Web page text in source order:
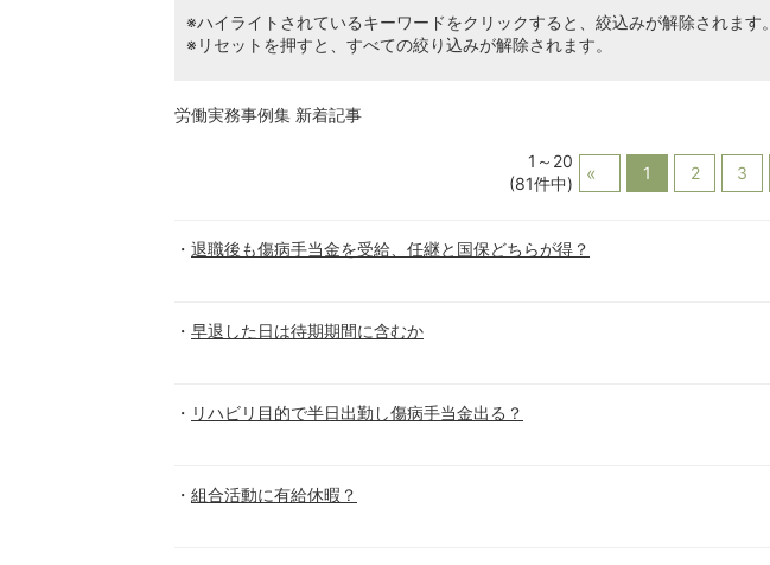
※ハイライトされているキーワードをクリックすると、絞込みが解除されます。
※リセットを押すと、すべての絞り込みが解除されます。
労働実務事例集 新着記事
1～20
(81件中)
1 2 3
退職後も傷病手当金を受給、任継と国保どちらが得？
早退した日は待期期間に含むか
リハビリ目的で半日出勤し傷病手当金出る？
組合活動に有給休暇？